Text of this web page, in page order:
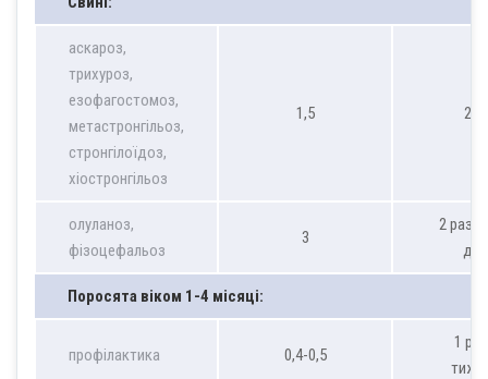
аскароз,
трихуроз,
езофагостомоз,
метастронгільоз,
стронгілоїдоз,
хіостронгільоз
1,5 2
олуланоз,
фізоцефальоз
3
2 рази
Поросята віком 1-4 місяці:
профілактика 0,4-0,5
1